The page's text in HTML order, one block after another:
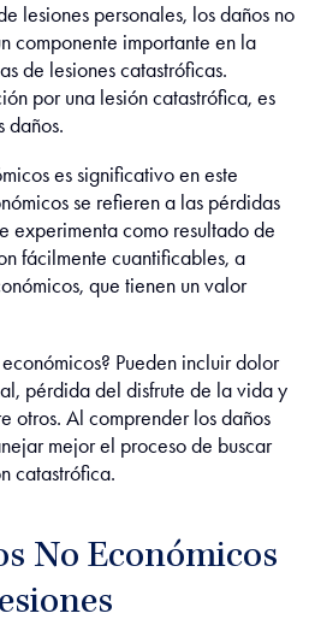
lesiones personales, los daños no
componente importante en la
de lesiones catastróficas.
por una lesión catastrófica, es
daños.
es significativo en este
se refieren a las pérdidas
experimenta como resultado de
fácilmente cuantificables, a
que tienen un valor
Pueden incluir dolor
pérdida del disfrute de la vida y
otros. Al comprender los daños
mejor el proceso de buscar
catastrófica.
No Económicos